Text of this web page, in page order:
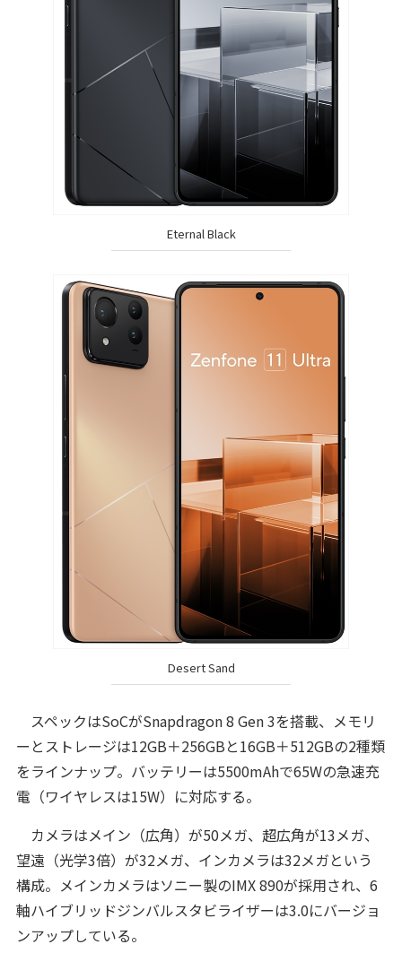
Eternal Black
Desert Sand
スペックはSoCがSnapdragon 8 Gen 3を搭載、メモリ
ーとストレージは12GB＋256GBと16GB＋512GBの2種類
をラインナップ。バッテリーは5500mAhで65Wの急速充
電（ワイヤレスは15W）に対応する。
カメラはメイン（広角）が50メガ、超広角が13メガ、
望遠（光学3倍）が32メガ、インカメラは32メガという
構成。メインカメラはソニー製のIMX 890が採用され、6
軸ハイブリッドジンバルスタビライザーは3.0にバージョ
ンアップしている。